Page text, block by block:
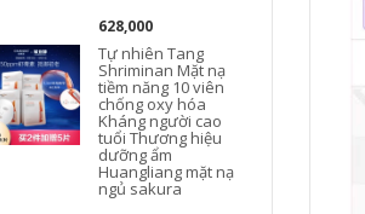
628,000
Tự nhiên Tang
Shriminan Mặt nạ
tiềm năng 10 viên
chống oxy hóa
Kháng người cao
tuổi Thương hiệu
dưỡng ẩm
Huangliang mặt nạ
ngủ sakura